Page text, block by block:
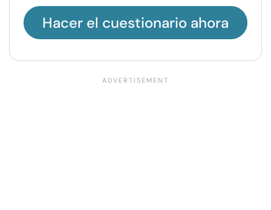
Hacer el cuestionario ahora